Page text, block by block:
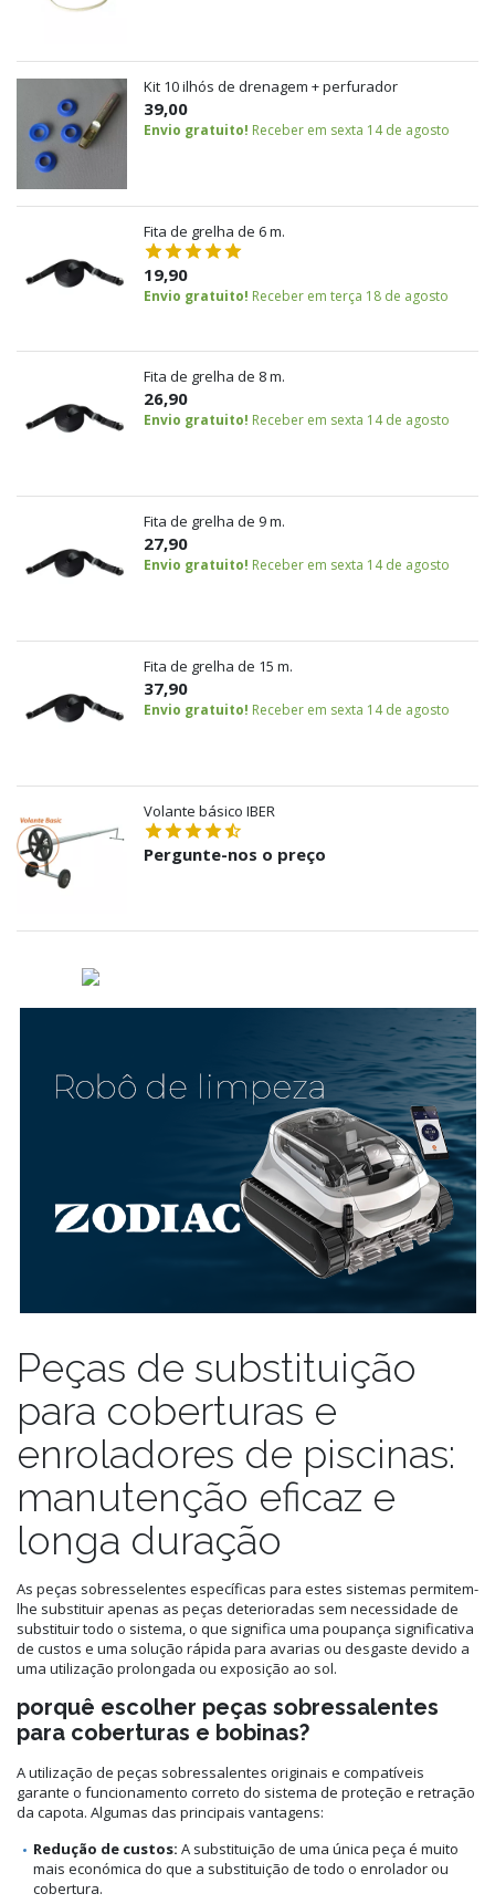
Kit 10 ilhós de drenagem + perfurador
39,00
Envio gratuito! Receber em sexta 14 de agosto
Fita de grelha de 6 m.
19,90
Envio gratuito! Receber em terça 18 de agosto
Fita de grelha de 8 m.
26,90
Envio gratuito! Receber em sexta 14 de agosto
Fita de grelha de 9 m.
27,90
Envio gratuito! Receber em sexta 14 de agosto
Fita de grelha de 15 m.
37,90
Envio gratuito! Receber em sexta 14 de agosto
Volante básico IBER
Pergunte-nos o preço
Peças de substituição
para coberturas e
enroladores de piscinas:
manutenção eficaz e
longa duração
As peças sobresselentes específicas para estes sistemas permitem-
lhe substituir apenas as peças deterioradas sem necessidade de
substituir todo o sistema, o que significa uma poupança significativa
de custos e uma solução rápida para avarias ou desgaste devido a
uma utilização prolongada ou exposição ao sol.
porquê escolher peças sobressalentes
para coberturas e bobinas?
A utilização de peças sobressalentes originais e compatíveis
garante o funcionamento correto do sistema de proteção e retração
da capota. Algumas das principais vantagens:
Redução de custos: A substituição de uma única peça é muito
mais económica do que a substituição de todo o enrolador ou
cobertura.